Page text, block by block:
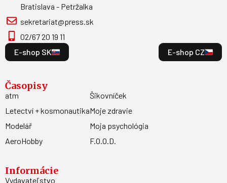
Bratislava - Petržalka
sekretariat@press.sk
02/67 20 19 11
E-shop SK
E-shop CZ
Časopisy
atm
Letectví + kosmonautika
Modelář
AeroHobby
Šikovníček
Moje zdravie
Moja psychológia
F.O.O.D.
Informácie
Vydavateľstvo